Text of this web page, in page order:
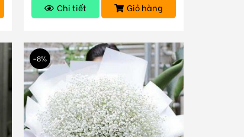
Chi tiết Giỏ hàng
-8%